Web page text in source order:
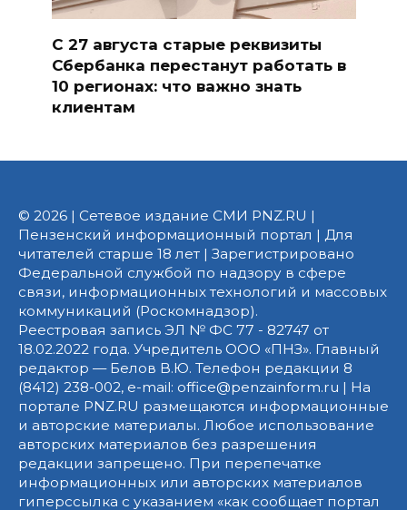
С 27 августа старые реквизиты
Сбербанка перестанут работать в
10 регионах: что важно знать
клиентам
© 2026 | Сетевое издание СМИ PNZ.RU |
Пензенский информационный портал | Для
читателей старше 18 лет | Зарегистрировано
Федеральной службой по надзору в сфере
связи, информационных технологий и массовых
коммуникаций (Роскомнадзор).
Реестровая запись ЭЛ № ФС 77 - 82747 от
18.02.2022 года. Учредитель ООО «ПНЗ». Главный
редактор — Белов В.Ю. Телефон редакции 8
(8412) 238-002, e-mail: office@penzainform.ru | На
портале PNZ.RU размещаются информационные
и авторские материалы. Любое использование
авторских материалов без разрешения
редакции запрещено. При перепечатке
информационных или авторских материалов
гиперссылка с указанием «как сообщает портал